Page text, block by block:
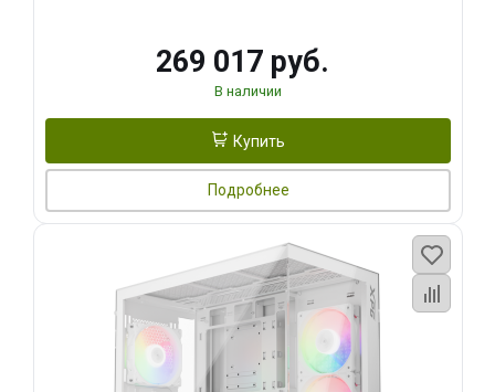
269 017 руб.
В наличии
Купить
Подробнее